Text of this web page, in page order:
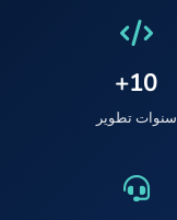
10+
سنوات تطوير